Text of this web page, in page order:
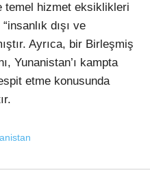
temel hizmet eksiklikleri
dışı ve
Ayrıca, bir Birleşmiş
Yunanistan’ı kampta
etme konusunda